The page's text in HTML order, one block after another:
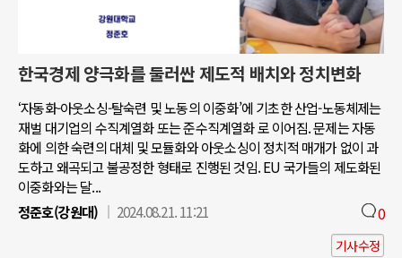
한국경제 양극화를 둘러싼 제도적 배치와 정치변화
‘자동화-아웃소싱-탈숙련 및 노동의 이중화’에 기초한 산업-노동체제는
재벌 대기업의 수직계열화 또는 준수직계열화 로 이어짐. 문제는 자동
화에 의한 숙련의 대체 및 모듈화와 아웃소싱이 정치적 매개가 없이 과
도하고 왜곡되고 불공정한 형태로 진행된 것임. EU 국가들의 제도화된
이중화와는 달...
정준호(강원대)
2024.08.21. 11:21 0
기사수정